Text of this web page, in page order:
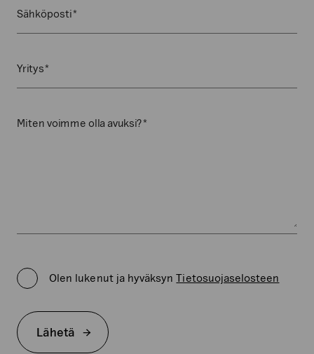
Sähköposti
Yritys
Miten voimme olla avuksi?
Policy
*
Olen lukenut ja hyväksynTietosuojaselosteen
koskemattomaksi.
Lähetä